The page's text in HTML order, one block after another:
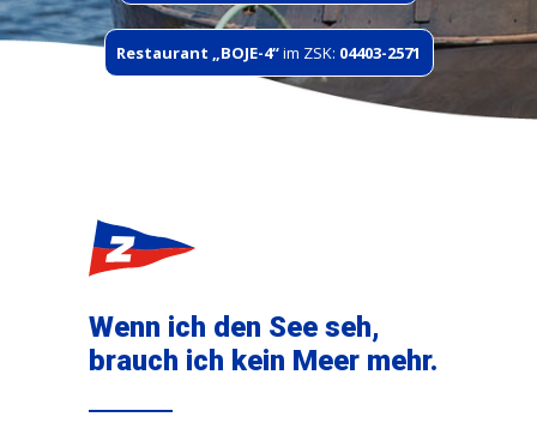
Restaurant „BOJE-4“im ZSK: 04403-2571
Wenn ich den See seh,
brauch ich kein Meer mehr.